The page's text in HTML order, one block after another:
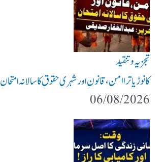
تجزیہ و تنقید
کانوڑ یاترا امن،قانون اور شہری حقوق کا سالانہ امتحان
06/08/2026